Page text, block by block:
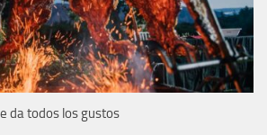
da todos los gustos